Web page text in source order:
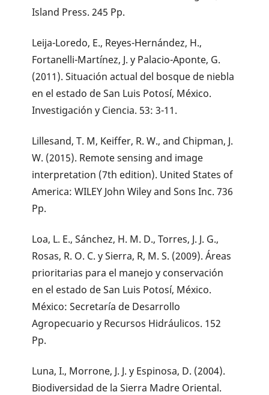
Island Press. 245 Pp.
Leija-Loredo, E., Reyes-Hernández, H.,
Fortanelli-Martínez, J. y Palacio-Aponte, G.
(2011). Situación actual del bosque de niebla
en el estado de San Luis Potosí, México.
Investigación y Ciencia. 53: 3-11.
Lillesand, T. M, Keiffer, R. W., and Chipman, J.
W. (2015). Remote sensing and image
interpretation (7th edition). United States of
America: WILEY John Wiley and Sons Inc. 736
Pp.
Loa, L. E., Sánchez, H. M. D., Torres, J. J. G.,
Rosas, R. O. C. y Sierra, R, M. S. (2009). Áreas
prioritarias para el manejo y conservación
en el estado de San Luis Potosí, México.
México: Secretaría de Desarrollo
Agropecuario y Recursos Hidráulicos. 152
Pp.
Luna, I., Morrone, J. J. y Espinosa, D. (2004).
Biodiversidad de la Sierra Madre Oriental.